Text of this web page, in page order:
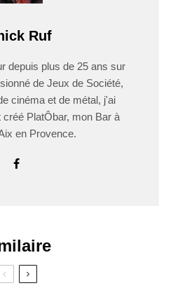
Ruf
depuis plus de 25 ans sur
de Jeux de Société,
cinéma et de métal, j'ai
PlatÔbar, mon Bar à
en Provence.